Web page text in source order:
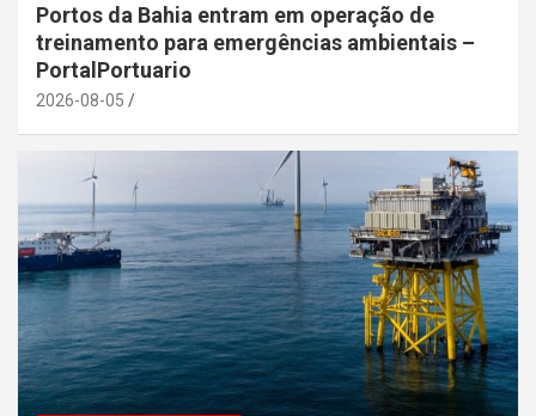
Portos da Bahia entram em operação de
treinamento para emergências ambientais –
PortalPortuario
2026-08-05